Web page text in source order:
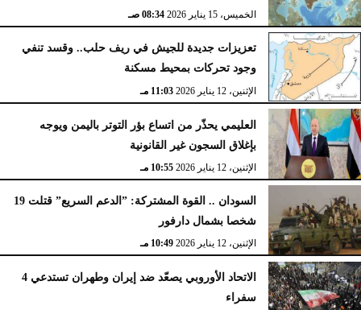
الخميس، 15 يناير 2026 08:34 صـ
تعزيزات جديدة للجيش في ريف حلب.. وقسد تنفي
وجود تحركات بمحيط مسكنة
الإثنين، 12 يناير 2026 11:03 مـ
العليمي يحذّر من اتساع بؤر التوتر باليمن ويوجه
بإغلاق السجون غير القانونية
الإثنين، 12 يناير 2026 10:55 مـ
السودان .. القوة المشتركة: ”الدعم السريع” قتلت 19
شخصا بشمال دارفور
الإثنين، 12 يناير 2026 10:49 مـ
الاتحاد الأوروبي يصعّد ضد إيران وطهران تستدعي 4
سفراء